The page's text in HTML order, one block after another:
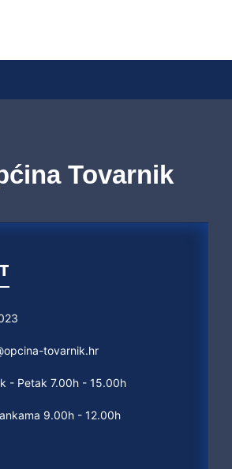
Tovarnik
tovarnik.hr
- Petak 7.00h - 15.00h
9.00h - 12.00h